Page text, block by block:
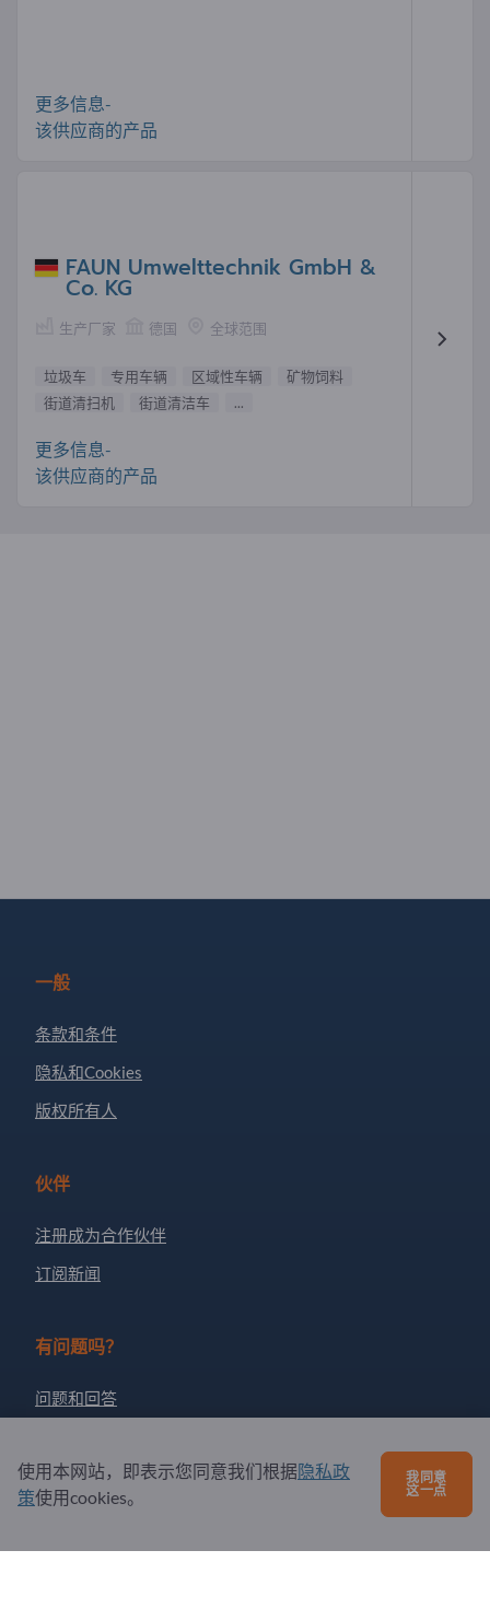
更多信息-
该供应商的产品
FAUN Umwelttechnik GmbH &
Co. KG
生产厂家 德国 全球范围
垃圾车 专用车辆 区域性车辆
矿物饲料
街道清扫机
街道清洁车 ...
更多信息-
该供应商的产品
一般
条款和条件
隐私和Cookies
版权所有人
伙伴
注册成为合作伙伴
订阅新闻
有问题吗？
问题和回答
关于我们
给Exportpages发送消息
使用本网站，即表示您同意我们根据隐私政
策使用cookies。
我同意
这一点